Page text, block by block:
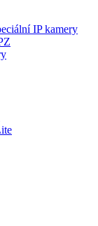
IP kamery